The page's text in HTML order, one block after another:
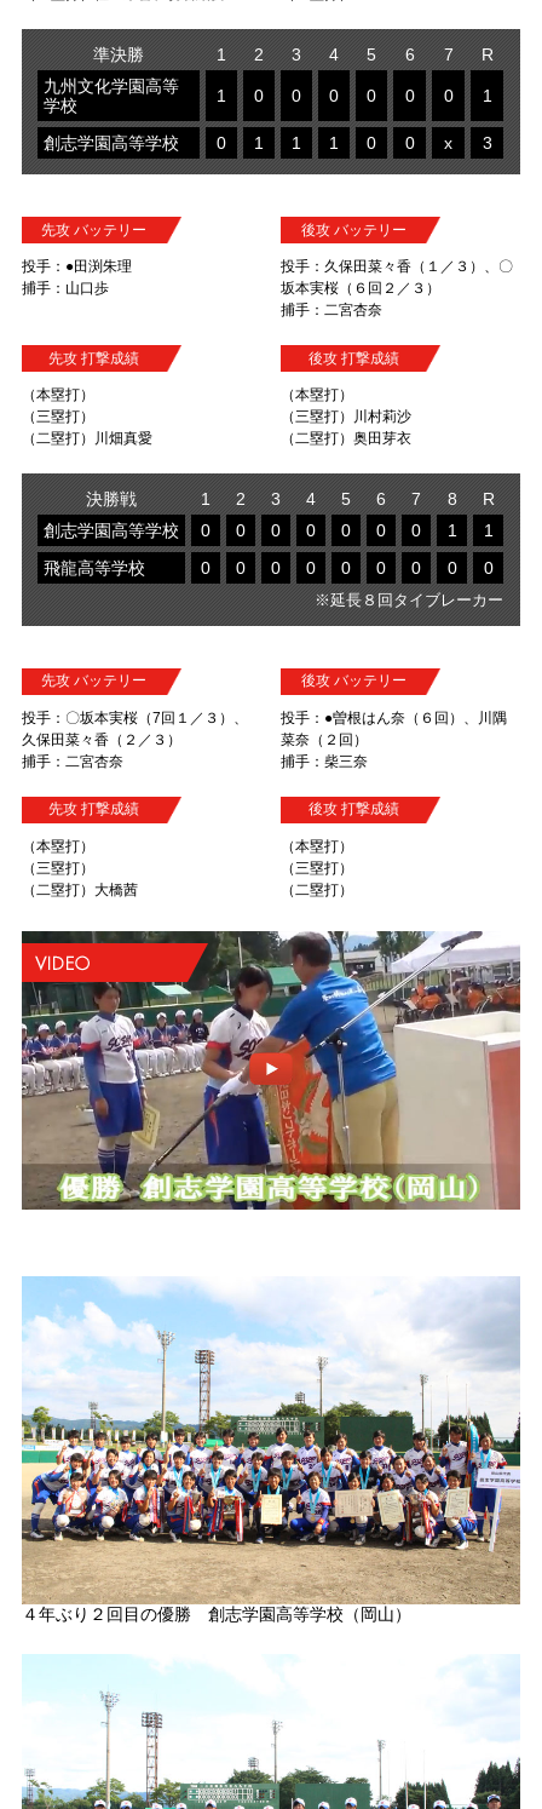
準決勝 1 2 3 4 5 6 7
R
九州文化学園高等
学校
1 0 0 0 0 0 0 1
創志学園高等学校 0 1 1 1 0 0 x 3
先攻 バッテリー
投手：●田渕朱理
捕手：山口歩
後攻 バッテリー
投手：久保田菜々香（１／３）、〇
坂本実桜（６回２／３）
捕手：二宮杏奈
先攻 打撃成績
（本塁打）
（三塁打）
（二塁打）川畑真愛
後攻 打撃成績
（本塁打）
（三塁打）川村莉沙
（二塁打）奥田芽衣
決勝戦 1 2 3 4 5 6 7 8
R
創志学園高等学校
0 0 0 0 0 0 0 1
1
飛龍高等学校
0 0 0 0 0 0 0 0 0
※延長８回タイブレーカー
先攻 バッテリー
投手：〇坂本実桜（7回１／３）、
久保田菜々香（２／３）
捕手：二宮杏奈
後攻 バッテリー
投手：●曽根はん奈（６回）、川隅
菜奈（２回）
捕手：柴三奈
先攻 打撃成績
（本塁打）
（三塁打）
（二塁打）大橋茜
後攻 打撃成績
（本塁打）
（三塁打）
（二塁打）
４年ぶり２回目の優勝 創志学園高等学校（岡山）